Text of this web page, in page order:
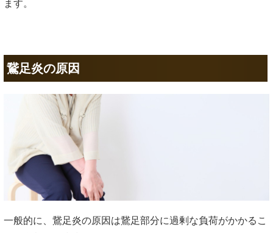
ます。
鵞足炎の原因
一般的に、鵞足炎の原因は鵞足部分に過剰な負荷がかかるこ